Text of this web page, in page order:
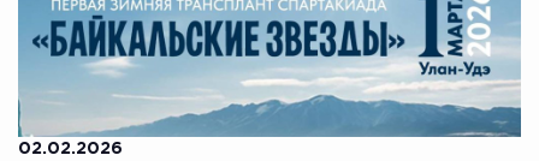
02.02.2026